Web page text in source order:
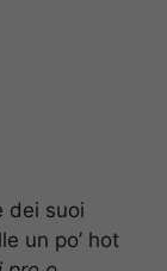
dei suoi
un po’ hot